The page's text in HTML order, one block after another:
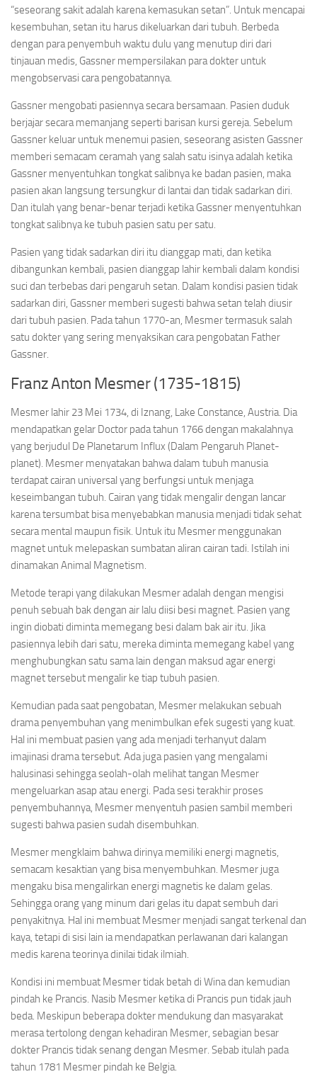
“seseorang sakit adalah karena kemasukan setan”. Untuk mencapai
kesembuhan, setan itu harus dikeluarkan dari tubuh. Berbeda
dengan para penyembuh waktu dulu yang menutup diri dari
tinjauan medis, Gassner mempersilakan para dokter untuk
mengobservasi cara pengobatannya.
Gassner mengobati pasiennya secara bersamaan. Pasien duduk
berjajar secara memanjang seperti barisan kursi gereja. Sebelum
Gassner keluar untuk menemui pasien, seseorang asisten Gassner
memberi semacam ceramah yang salah satu isinya adalah ketika
Gassner menyentuhkan tongkat salibnya ke badan pasien, maka
pasien akan langsung tersungkur di lantai dan tidak sadarkan diri.
Dan itulah yang benar-benar terjadi ketika Gassner menyentuhkan
tongkat salibnya ke tubuh pasien satu per satu.
Pasien yang tidak sadarkan diri itu dianggap mati, dan ketika
dibangunkan kembali, pasien dianggap lahir kembali dalam kondisi
suci dan terbebas dari pengaruh setan. Dalam kondisi pasien tidak
sadarkan diri, Gassner memberi sugesti bahwa setan telah diusir
dari tubuh pasien. Pada tahun 1770-an, Mesmer termasuk salah
satu dokter yang sering menyaksikan cara pengobatan Father
Gassner.
Franz Anton Mesmer (1735-1815)
Mesmer lahir 23 Mei 1734, di Iznang, Lake Constance, Austria. Dia
mendapatkan gelar Doctor pada tahun 1766 dengan makalahnya
yang berjudul De Planetarum Influx (Dalam Pengaruh Planet-
planet). Mesmer menyatakan bahwa dalam tubuh manusia
terdapat cairan universal yang berfungsi untuk menjaga
keseimbangan tubuh. Cairan yang tidak mengalir dengan lancar
karena tersumbat bisa menyebabkan manusia menjadi tidak sehat
secara mental maupun fisik. Untuk itu Mesmer menggunakan
magnet untuk melepaskan sumbatan aliran cairan tadi. Istilah ini
dinamakan Animal Magnetism.
Metode terapi yang dilakukan Mesmer adalah dengan mengisi
penuh sebuah bak dengan air lalu diisi besi magnet. Pasien yang
ingin diobati diminta memegang besi dalam bak air itu. Jika
pasiennya lebih dari satu, mereka diminta memegang kabel yang
menghubungkan satu sama lain dengan maksud agar energi
magnet tersebut mengalir ke tiap tubuh pasien.
Kemudian pada saat pengobatan, Mesmer melakukan sebuah
drama penyembuhan yang menimbulkan efek sugesti yang kuat.
Hal ini membuat pasien yang ada menjadi terhanyut dalam
imajinasi drama tersebut. Ada juga pasien yang mengalami
halusinasi sehingga seolah-olah melihat tangan Mesmer
mengeluarkan asap atau energi. Pada sesi terakhir proses
penyembuhannya, Mesmer menyentuh pasien sambil memberi
sugesti bahwa pasien sudah disembuhkan.
Mesmer mengklaim bahwa dirinya memiliki energi magnetis,
semacam kesaktian yang bisa menyembuhkan. Mesmer juga
mengaku bisa mengalirkan energi magnetis ke dalam gelas.
Sehingga orang yang minum dari gelas itu dapat sembuh dari
penyakitnya. Hal ini membuat Mesmer menjadi sangat terkenal dan
kaya, tetapi di sisi lain ia mendapatkan perlawanan dari kalangan
medis karena teorinya dinilai tidak ilmiah.
Kondisi ini membuat Mesmer tidak betah di Wina dan kemudian
pindah ke Prancis. Nasib Mesmer ketika di Prancis pun tidak jauh
beda. Meskipun beberapa dokter mendukung dan masyarakat
merasa tertolong dengan kehadiran Mesmer, sebagian besar
dokter Prancis tidak senang dengan Mesmer. Sebab itulah pada
tahun 1781 Mesmer pindah ke Belgia.